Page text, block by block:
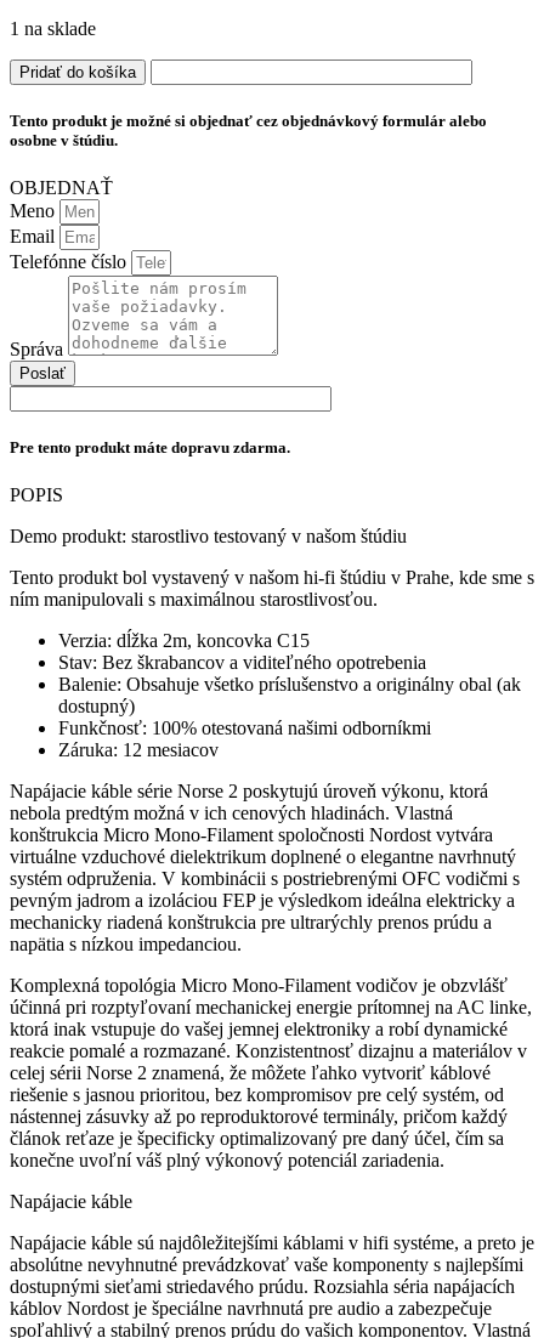
665 €.
1 na sklade
množstvo
Nordost
Frey
2
Pridať do košíka
Tento produkt je možné si objednať cez objednávkový formulár alebo
osobne v štúdiu.
OBJEDNAŤ
Meno
Email
Telefónne číslo
Správa
Poslať
Pre tento produkt máte dopravu zdarma.
POPIS
Demo produkt: starostlivo testovaný v našom štúdiu
Tento produkt bol vystavený v našom hi-fi štúdiu v Prahe, kde sme s
ním manipulovali s maximálnou starostlivosťou.
Verzia: dĺžka 2m, koncovka C15
Stav: Bez škrabancov a viditeľného opotrebenia
Balenie: Obsahuje všetko príslušenstvo a originálny obal (ak
dostupný)
Funkčnosť: 100% otestovaná našimi odborníkmi
Záruka: 12 mesiacov
Napájacie káble série Norse 2 poskytujú úroveň výkonu, ktorá
nebola predtým možná v ich cenových hladinách. Vlastná
konštrukcia Micro Mono-Filament spoločnosti Nordost vytvára
virtuálne vzduchové dielektrikum doplnené o elegantne navrhnutý
systém odpruženia. V kombinácii s postriebrenými OFC vodičmi s
pevným jadrom a izoláciou FEP je výsledkom ideálna elektricky a
mechanicky riadená konštrukcia pre ultrarýchly prenos prúdu a
napätia s nízkou impedanciou.
Komplexná topológia Micro Mono-Filament vodičov je obzvlášť
účinná pri rozptyľovaní mechanickej energie prítomnej na AC linke,
ktorá inak vstupuje do vašej jemnej elektroniky a robí dynamické
reakcie pomalé a rozmazané. Konzistentnosť dizajnu a materiálov v
celej sérii Norse 2 znamená, že môžete ľahko vytvoriť káblové
riešenie s jasnou prioritou, bez kompromisov pre celý systém, od
nástennej zásuvky až po reproduktorové terminály, pričom každý
článok reťaze je špecificky optimalizovaný pre daný účel, čím sa
konečne uvoľní váš plný výkonový potenciál zariadenia.
Napájacie káble
Napájacie káble sú najdôležitejšími káblami v hifi systéme, a preto je
absolútne nevyhnutné prevádzkovať vaše komponenty s najlepšími
dostupnými sieťami striedavého prúdu. Rozsiahla séria napájacích
káblov Nordost je špeciálne navrhnutá pre audio a zabezpečuje
spoľahlivý a stabilný prenos prúdu do vašich komponentov. Vlastná